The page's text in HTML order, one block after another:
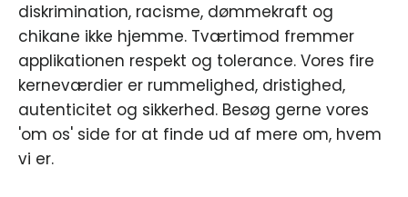
diskrimination, racisme, dømmekraft og
chikane ikke hjemme. Tværtimod fremmer
applikationen respekt og tolerance. Vores fire
kerneværdier er rummelighed, dristighed,
autenticitet og sikkerhed. Besøg gerne vores
'om os' side for at finde ud af mere om, hvem
vi er.